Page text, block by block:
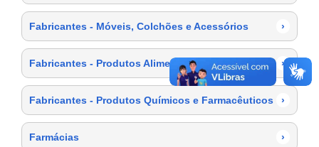
Fabricantes - Móveis, Colchões e Acessórios ›
Fabricantes - Produtos Alimentícios ›
Fabricantes - Produtos Químicos e Farmacêuticos ›
Farmácias ›